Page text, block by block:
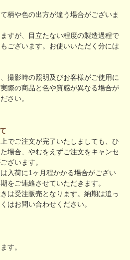
柄や色の出方が違う場合がございま
すが、目立たない程度の製造過程で
ございます。お使いいただく分には
撮影時の照明及びお客様がご使用に
際の商品と色や質感が異なる場合が
さい。
でご注文が完了いたしましても、ひ
場合、やむをえずご注文をキャンセ
ざいます。
入荷に1ヶ月程かかる場合がござい
をご連絡させていただきます。
は受注販売となります。納期は追っ
はお問い合わせください。
す。